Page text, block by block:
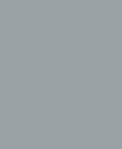
ist eine eindeutige
besteht aus einer
Internetseiten und
zugeordnet
Cookie gespeichert
den besuchten
den individuellen
von anderen
Cookies enthalten,
Internetbrowser
ID wiedererkannt